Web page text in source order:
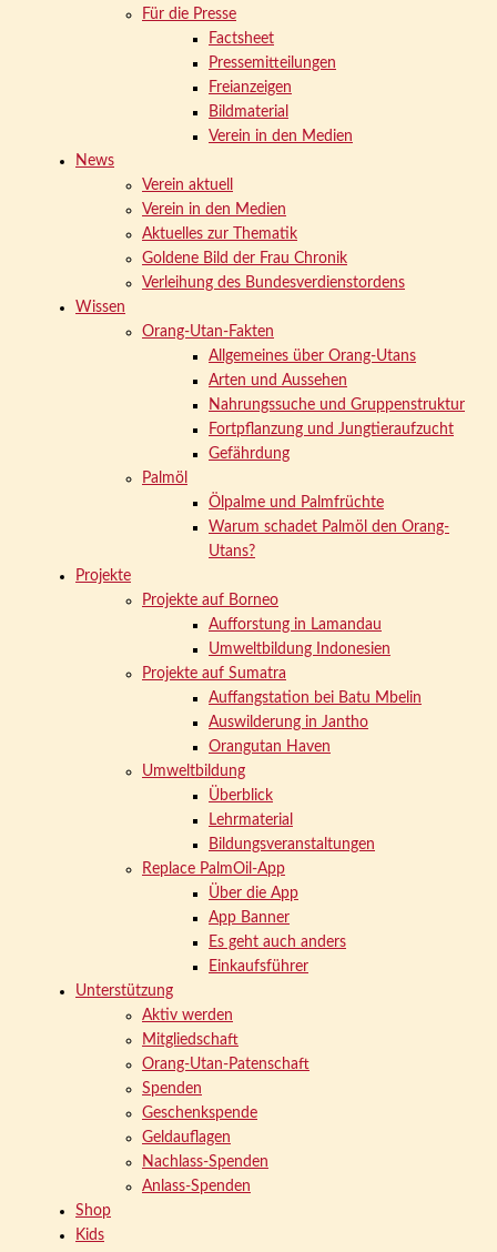
Für die Presse
Factsheet
Pressemitteilungen
Freianzeigen
Bildmaterial
Verein in den Medien
News
Verein aktuell
Verein in den Medien
Aktuelles zur Thematik
Goldene Bild der Frau Chronik
Verleihung des Bundesverdienstordens
Wissen
Orang-Utan-Fakten
Allgemeines über Orang-Utans
Arten und Aussehen
Nahrungssuche und Gruppenstruktur
Fortpflanzung und Jungtieraufzucht
Gefährdung
Palmöl
Ölpalme und Palmfrüchte
Warum schadet Palmöl den Orang-
Utans?
Projekte
Projekte auf Borneo
Aufforstung in Lamandau
Umweltbildung Indonesien
Projekte auf Sumatra
Auffangstation bei Batu Mbelin
Auswilderung in Jantho
Orangutan Haven
Umweltbildung
Überblick
Lehrmaterial
Bildungsveranstaltungen
Replace PalmOil-App
Über die App
App Banner
Es geht auch anders
Einkaufsführer
Unterstützung
Aktiv werden
Mitgliedschaft
Orang-Utan-Patenschaft
Spenden
Geschenkspende
Geldauflagen
Nachlass-Spenden
Anlass-Spenden
Shop
Kids